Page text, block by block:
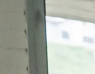
de Desenvolvimento de
e Sistemas
de Design de
de Eletrónica e Automação
de Mecatrónica Automóvel
de Obra (Planeamento e
candidaturas